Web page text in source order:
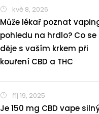
kvě 8, 2026
Může lékař poznat
pohledu na hrdlo? Co se
děje s vaším krkem při
kouření CBD a THC
říj 19, 2025
Je 150 mg CBD vape